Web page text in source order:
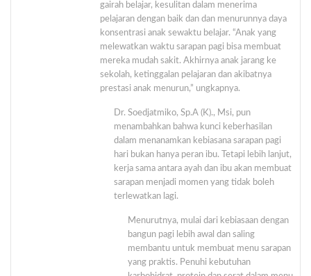
gairah belajar, kesulitan dalam menerima
pelajaran dengan baik dan dan menurunnya daya
konsentrasi anak sewaktu belajar. “Anak yang
melewatkan waktu sarapan pagi bisa membuat
mereka mudah sakit. Akhirnya anak jarang ke
sekolah, ketinggalan pelajaran dan akibatnya
prestasi anak menurun,” ungkapnya.
Dr. Soedjatmiko, Sp.A (K)., Msi, pun
menambahkan bahwa kunci keberhasilan
dalam menanamkan kebiasana sarapan pagi
hari bukan hanya peran ibu. Tetapi lebih lanjut,
kerja sama antara ayah dan ibu akan membuat
sarapan menjadi momen yang tidak boleh
terlewatkan lagi.
Menurutnya, mulai dari kebiasaan dengan
bangun pagi lebih awal dan saling
membantu untuk membuat menu sarapan
yang praktis. Penuhi kebutuhan